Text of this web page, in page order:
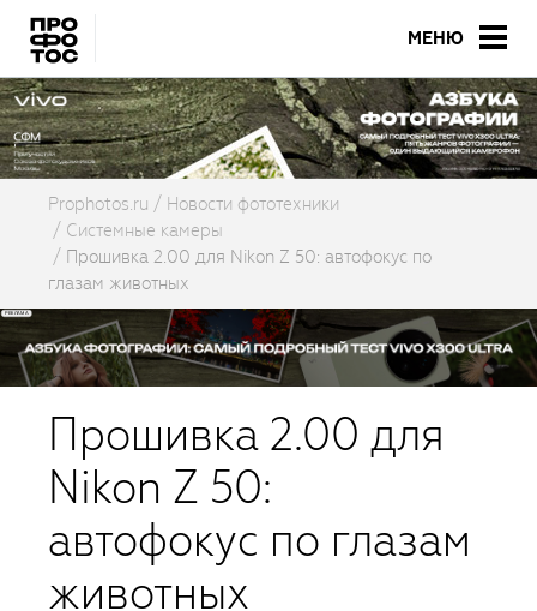
МЕНЮ
Prophotos.ru
Новости фототехники
Системные камеры
Прошивка 2.00 для Nikon Z 50: автофокус по
глазам животных
Прошивка 2.00 для
Nikon Z 50:
автофокус по глазам
животных